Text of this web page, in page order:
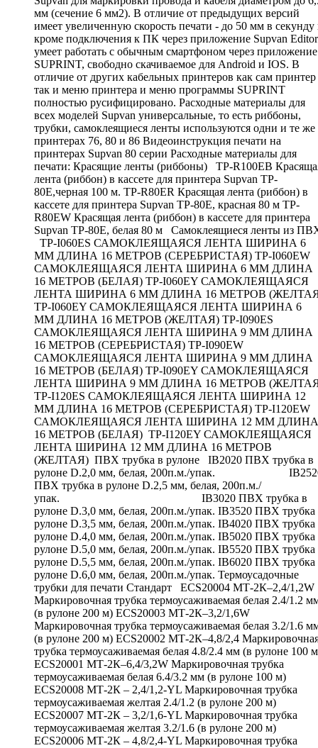
мм (сечение 6 мм2). В отличие от предыдущих версий
имеет увеличенную скорость печати - до 50 мм в секунду
кроме подключения к ПК через приложение Supvan Editor
умеет работать с обычным смартфоном через приложение
SUPRINT, свободно скачиваемое для Android и IOS. В
отличие от других кабельных принтеров как сам принтер
так и меню принтера и меню программы SUPRINT
полностью русифицировано. Расходные материалы для
всех моделей Supvan универсальные, то есть риббоны,
трубки, самоклеящиеся ленты используются одни и те же
принтерах 76, 80 и 86 Видеоинструкция печати на
принтерах Supvan 80 серии Расходные материалы для
печати: Красящие ленты (риббоны) TP-R100EB
лента (риббон) в кассете для принтера Supvan TP-
80E,черная 100 м. TP-R80ER Красящая лента (риббон) в
кассете для принтера Supvan TP-80E, красная 80 м TP-
R80EW Красящая лента (риббон) в кассете для принтера
Supvan TP-80E, белая 80 м Самоклеящиеся ленты из
TP-I060ES САМОКЛЕЯЩАЯСЯ ЛЕНТА ШИРИНА 6
ММ ДЛИНА 16 МЕТРОВ (СЕРЕБРИСТАЯ) TP-I060EW
САМОКЛЕЯЩАЯСЯ ЛЕНТА ШИРИНА 6 ММ ДЛИНА
16 МЕТРОВ (БЕЛАЯ) TP-I060EY САМОКЛЕЯЩАЯСЯ
ЛЕНТА ШИРИНА 6 ММ ДЛИНА 16 МЕТРОВ
TP-I060EY САМОКЛЕЯЩАЯСЯ ЛЕНТА ШИРИНА 6
ММ ДЛИНА 16 МЕТРОВ (ЖЕЛТАЯ) TP-I090ES
САМОКЛЕЯЩАЯСЯ ЛЕНТА ШИРИНА 9 ММ ДЛИНА
16 МЕТРОВ (СЕРЕБРИСТАЯ) TP-I090EW
САМОКЛЕЯЩАЯСЯ ЛЕНТА ШИРИНА 9 ММ ДЛИНА
16 МЕТРОВ (БЕЛАЯ) TP-I090EY САМОКЛЕЯЩАЯСЯ
ЛЕНТА ШИРИНА 9 ММ ДЛИНА 16 МЕТРОВ
TP-I120ES САМОКЛЕЯЩАЯСЯ ЛЕНТА ШИРИНА 12
ММ ДЛИНА 16 МЕТРОВ (СЕРЕБРИСТАЯ) TP-I120EW
САМОКЛЕЯЩАЯСЯ ЛЕНТА ШИРИНА 12 ММ ДЛИНА
16 МЕТРОВ (БЕЛАЯ) TP-I120EY САМОКЛЕЯЩАЯСЯ
ЛЕНТА ШИРИНА 12 ММ ДЛИНА 16 МЕТРОВ
(ЖЕЛТАЯ) ПВХ трубка в рулоне IB2020 ПВХ трубка в
рулоне D.2,0 мм, белая, 200п.м./упак.
ПВХ трубка в рулоне D.2,5 мм, белая, 200п.м./
упак. IB3020 ПВХ трубка в
рулоне D.3,0 мм, белая, 200п.м./упак. IB3520 ПВХ трубка
рулоне D.3,5 мм, белая, 200п.м./упак. IB4020 ПВХ трубка
рулоне D.4,0 мм, белая, 200п.м./упак. IB5020 ПВХ трубка
рулоне D.5,0 мм, белая, 200п.м./упак. IB5520 ПВХ трубка
рулоне D.5,5 мм, белая, 200п.м./упак. IB6020 ПВХ трубка
рулоне D.6,0 мм, белая, 200п.м./упак. Термоусадочные
трубки для печати Стандарт ECS20004 МТ-2К–2,4/1,2W
Маркировочная трубка термоусаживаемая белая 2.4/1.2
(в рулоне 200 м) ECS20003 МТ-2К–3,2/1,6W
Маркировочная трубка термоусаживаемая белая 3.2/1.6
(в рулоне 200 м) ECS20002 МТ-2К–4,8/2,4
трубка термоусаживаемая белая 4.8/2.4 мм (в рулоне 100
ECS20001 МТ-2К–6,4/3,2W Маркировочная трубка
термоусаживаемая белая 6.4/3.2 мм (в рулоне 100 м)
ECS20008 МТ-2К – 2,4/1,2-YL Маркировочная трубка
термоусаживаемая желтая 2.4/1.2 (в рулоне 200 м)
ECS20007 МТ-2К – 3,2/1,6-YL Маркировочная трубка
термоусаживаемая желтая 3.2/1.6 (в рулоне 200 м)
ECS20006 МТ-2К – 4,8/2,4-YL Маркировочная трубка